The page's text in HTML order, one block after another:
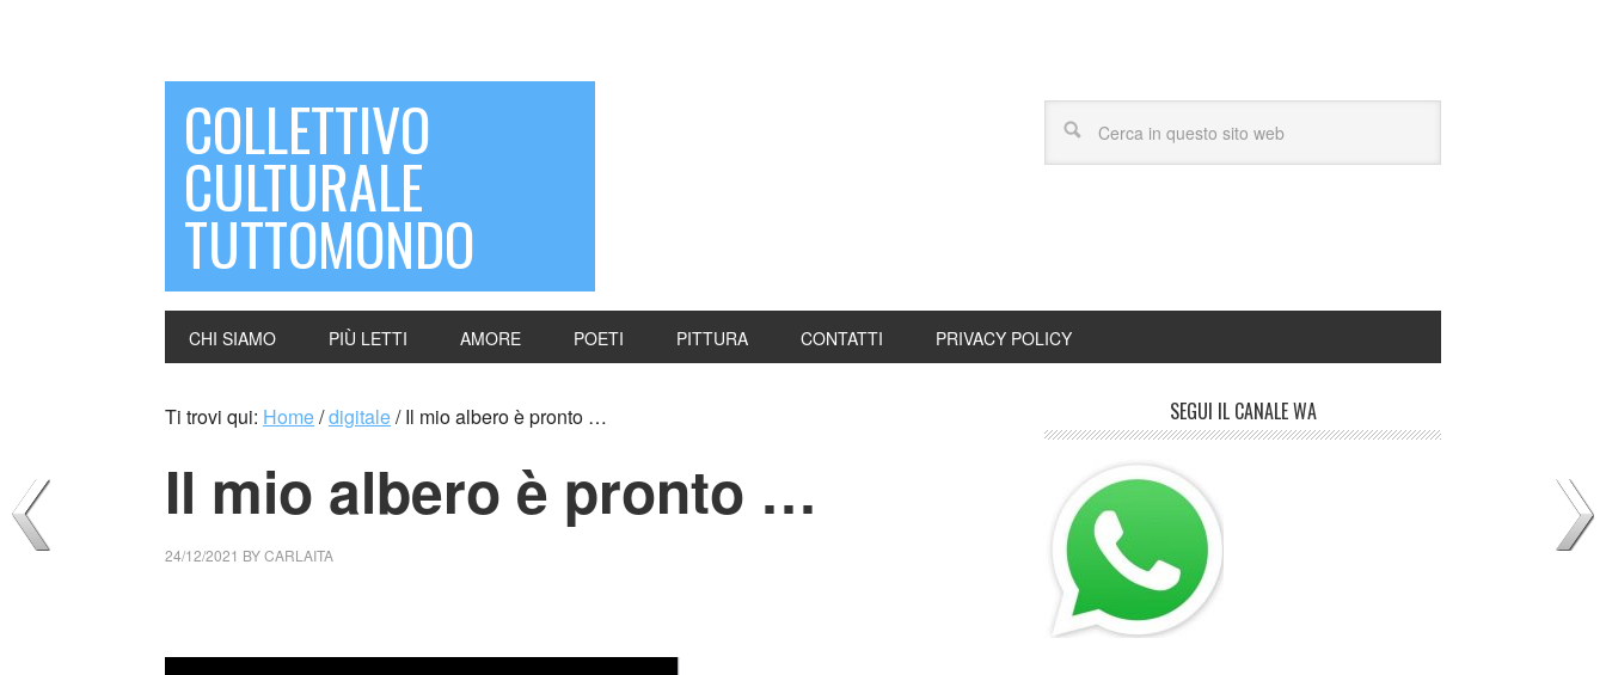
COLLETTIVO
CULTURALE
TUTTOMONDO
CHI SIAMO PIÙ LETTI AMORE POETI PITTURA CONTATTI PRIVACY POLICY
Ti trovi qui: Home/digitale/Il mio albero è pronto …
Il mio albero è pronto …
24/12/2021 BYCARLAITA
SEGUI IL CANALE WA